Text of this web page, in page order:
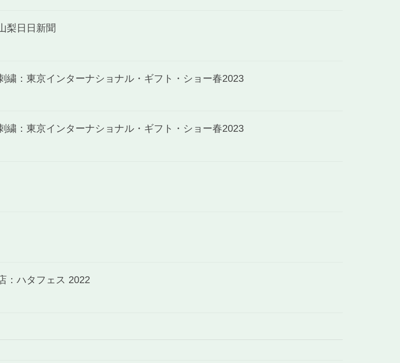
梨日日新聞
繍：東京インターナショナル・ギフト・ショー春2023
繍：東京インターナショナル・ギフト・ショー春2023
：ハタフェス 2022